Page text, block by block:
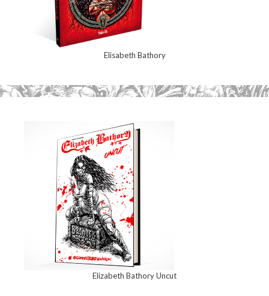
Elisabeth Bathory
Elizabeth Bathory Uncut